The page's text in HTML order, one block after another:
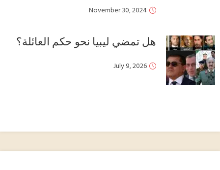
November 30, 2024
هل تمضي ليبيا نحو حكم العائلة؟
July 9, 2026